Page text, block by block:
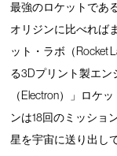
最強のロケットであ
オリジンに比べれば
ット・ラボ（Rocket
る3Dプリント製エン
（Electron）」ロケ
ンは18回のミッショ
星を宇宙に送り出し